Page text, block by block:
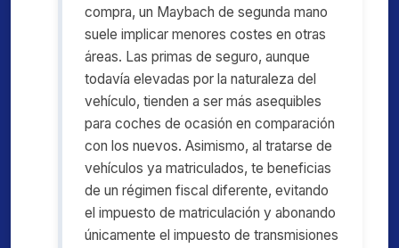
compra, un Maybach de segunda mano
suele implicar menores costes en otras
áreas. Las primas de seguro, aunque
todavía elevadas por la naturaleza del
vehículo, tienden a ser más asequibles
para coches de ocasión en comparación
con los nuevos. Asimismo, al tratarse de
vehículos ya matriculados, te beneficias
de un régimen fiscal diferente, evitando
el impuesto de matriculación y abonando
únicamente el impuesto de transmisiones